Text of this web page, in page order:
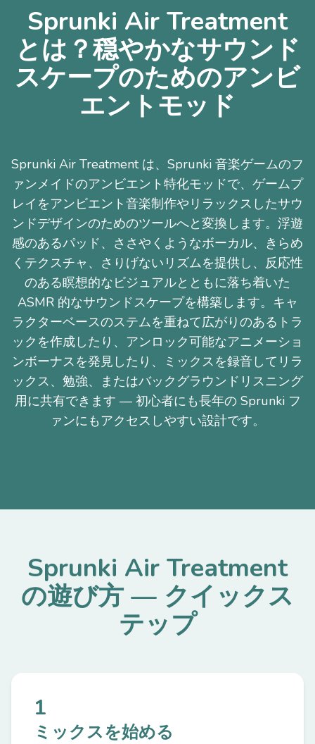
Sprunki Air Treatment
とは？穏やかなサウンド
スケープのためのアンビ
エントモッド
Sprunki Air Treatment は、Sprunki 音楽ゲームのフ
ァンメイドのアンビエント特化モッドで、ゲームプ
レイをアンビエント音楽制作やリラックスしたサウ
ンドデザインのためのツールへと変換します。浮遊
感のあるパッド、ささやくようなボーカル、きらめ
くテクスチャ、さりげないリズムを提供し、反応性
のある瞑想的なビジュアルとともに落ち着いた
ASMR 的なサウンドスケープを構築します。キャ
ラクターベースのステムを重ねて広がりのあるトラ
ックを作成したり、アンロック可能なアニメーショ
ンボーナスを発見したり、ミックスを録音してリラ
ックス、勉強、またはバックグラウンドリスニング
用に共有できます — 初心者にも長年の Sprunki フ
ァンにもアクセスしやすい設計です。
Sprunki Air Treatment
の遊び方 — クイックス
テップ
1
ミックスを始める